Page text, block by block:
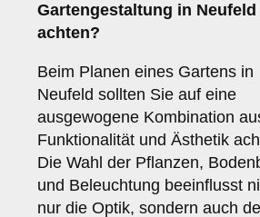
Gartengestaltung in Neufeld
achten?
Beim Planen eines Gartens in
Neufeld sollten Sie auf eine
ausgewogene Kombination
Funktionalität und Ästhetik
Die Wahl der Pflanzen,
und Beleuchtung beeinflusst
nur die Optik, sondern auch